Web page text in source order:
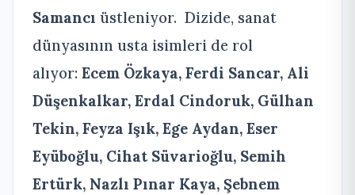
Samancı üstleniyor. Dizide, sanat
dünyasının usta isimleri de rol
alıyor: Ecem Özkaya, Ferdi Sancar, Ali
Düşenkalkar, Erdal Cindoruk, Gülhan
Tekin, Feyza Işık, Ege Aydan, Eser
Eyüboğlu, Cihat Süvarioğlu, Semih
Ertürk, Nazlı Pınar Kaya, Şebnem